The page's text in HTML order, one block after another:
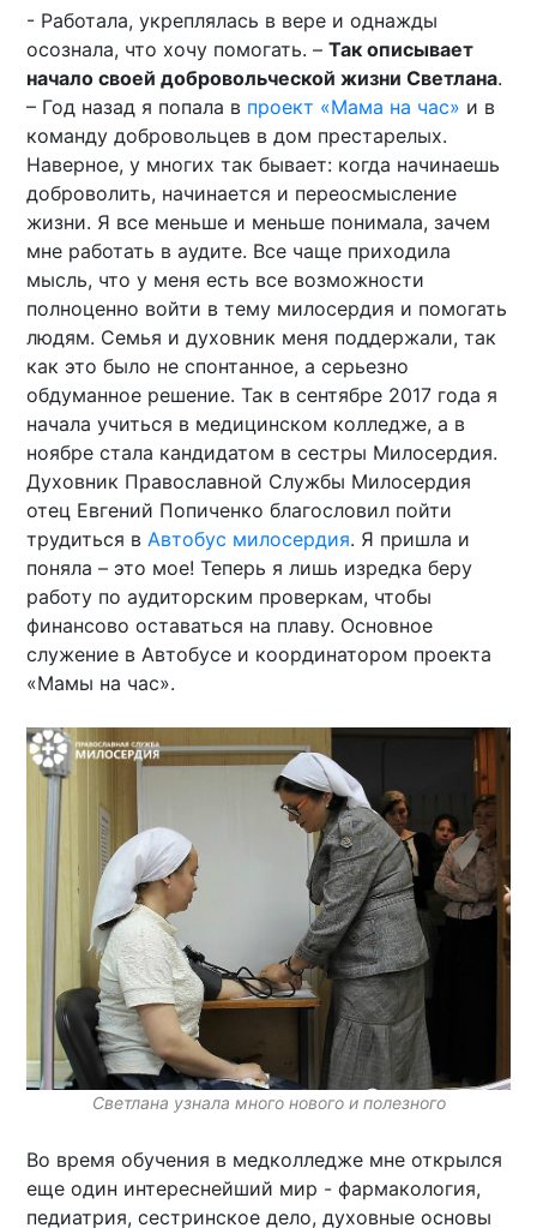
- Работала, укреплялась в вере и однажды
осознала, что хочу помогать. –Так описывает
начало своей добровольческой жизни Светлана.
– Год назад я попала в проект «Мама на час» и в
команду добровольцев в дом престарелых.
Наверное, у многих так бывает: когда начинаешь
доброволить, начинается и переосмысление
жизни. Я все меньше и меньше понимала, зачем
мне работать в аудите. Все чаще приходила
мысль, что у меня есть все возможности
полноценно войти в тему милосердия и помогать
людям. Семья и духовник меня поддержали, так
как это было не спонтанное, а серьезно
обдуманное решение. Так в сентябре 2017 года я
начала учиться в медицинском колледже, а в
ноябре стала кандидатом в сестры Милосердия.
Духовник Православной Службы Милосердия
отец Евгений Попиченко благословил пойти
трудиться вАвтобус милосердия. Я пришла и
поняла – это мое! Теперь я лишь изредка беру
работу по аудиторским проверкам, чтобы
финансово оставаться на плаву. Основное
служение в Автобусе и координатором проекта
«Мамы на час».
Светлана узнала много нового и полезного
Во время обучения в медколледже мне открылся
еще один интереснейший мир - фармакология,
педиатрия, сестринское дело, духовные основы